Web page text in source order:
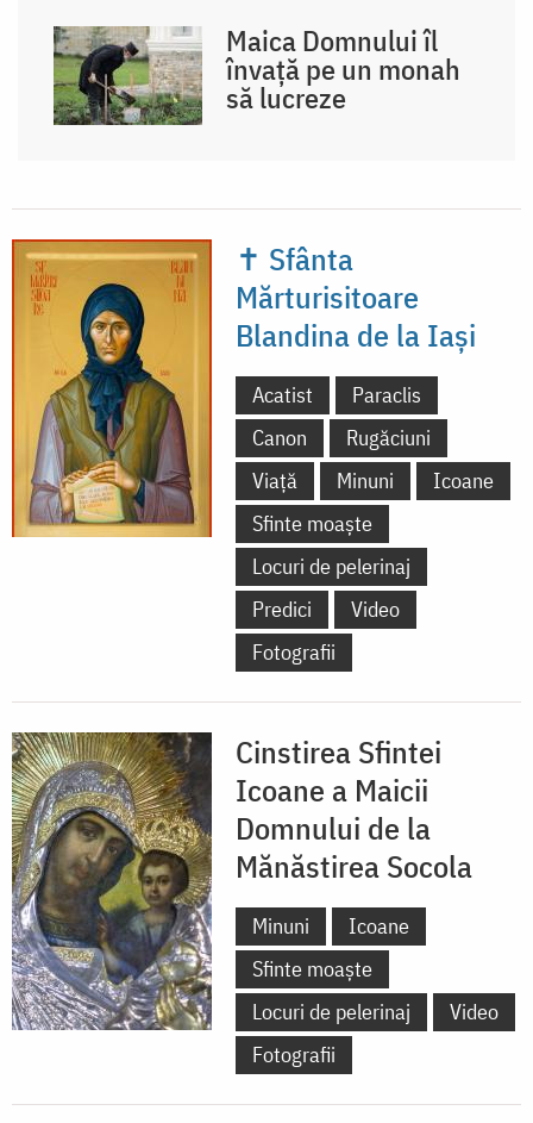
Maica Domnului îl
învață pe un monah
să lucreze
✝ Sfânta
Mărturisitoare
Blandina de la Iași
Acatist
Paraclis
Canon
Rugăciuni
Viață
Minuni
Icoane
Sfinte moaște
Locuri de pelerinaj
Predici
Video
Fotografii
Cinstirea Sfintei
Icoane a Maicii
Domnului de la
Mănăstirea Socola
Minuni
Icoane
Sfinte moaște
Locuri de pelerinaj
Video
Fotografii